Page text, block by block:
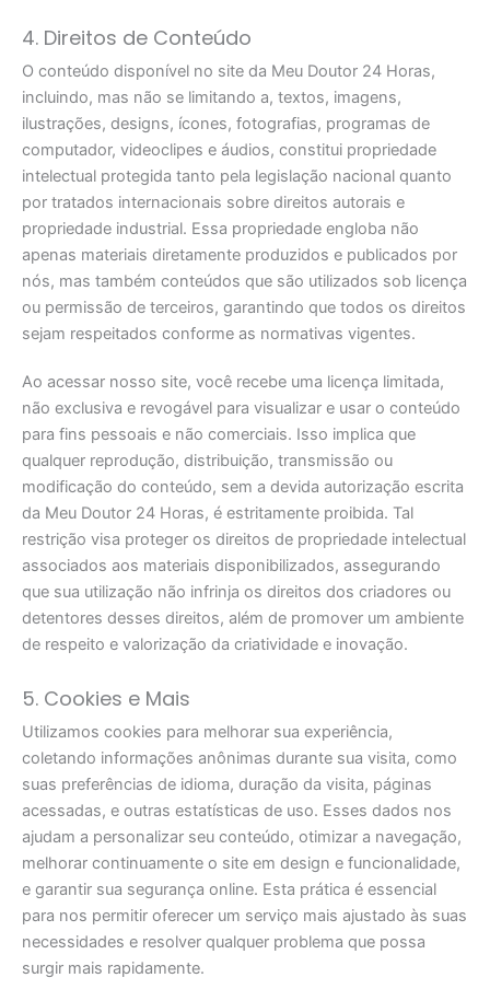
4. Direitos de Conteúdo
O conteúdo disponível no site da Meu Doutor 24 Horas,
incluindo, mas não se limitando a, textos, imagens,
ilustrações, designs, ícones, fotografias, programas de
computador, videoclipes e áudios, constitui propriedade
intelectual protegida tanto pela legislação nacional quanto
por tratados internacionais sobre direitos autorais e
propriedade industrial. Essa propriedade engloba não
apenas materiais diretamente produzidos e publicados por
nós, mas também conteúdos que são utilizados sob licença
ou permissão de terceiros, garantindo que todos os direitos
sejam respeitados conforme as normativas vigentes.
Ao acessar nosso site, você recebe uma licença limitada,
não exclusiva e revogável para visualizar e usar o conteúdo
para fins pessoais e não comerciais. Isso implica que
qualquer reprodução, distribuição, transmissão ou
modificação do conteúdo, sem a devida autorização escrita
da Meu Doutor 24 Horas, é estritamente proibida. Tal
restrição visa proteger os direitos de propriedade intelectual
associados aos materiais disponibilizados, assegurando
que sua utilização não infrinja os direitos dos criadores ou
detentores desses direitos, além de promover um ambiente
de respeito e valorização da criatividade e inovação.
5. Cookies e Mais
Utilizamos cookies para melhorar sua experiência,
coletando informações anônimas durante sua visita, como
suas preferências de idioma, duração da visita, páginas
acessadas, e outras estatísticas de uso. Esses dados nos
ajudam a personalizar seu conteúdo, otimizar a navegação,
melhorar continuamente o site em design e funcionalidade,
e garantir sua segurança online. Esta prática é essencial
para nos permitir oferecer um serviço mais ajustado às suas
necessidades e resolver qualquer problema que possa
surgir mais rapidamente.